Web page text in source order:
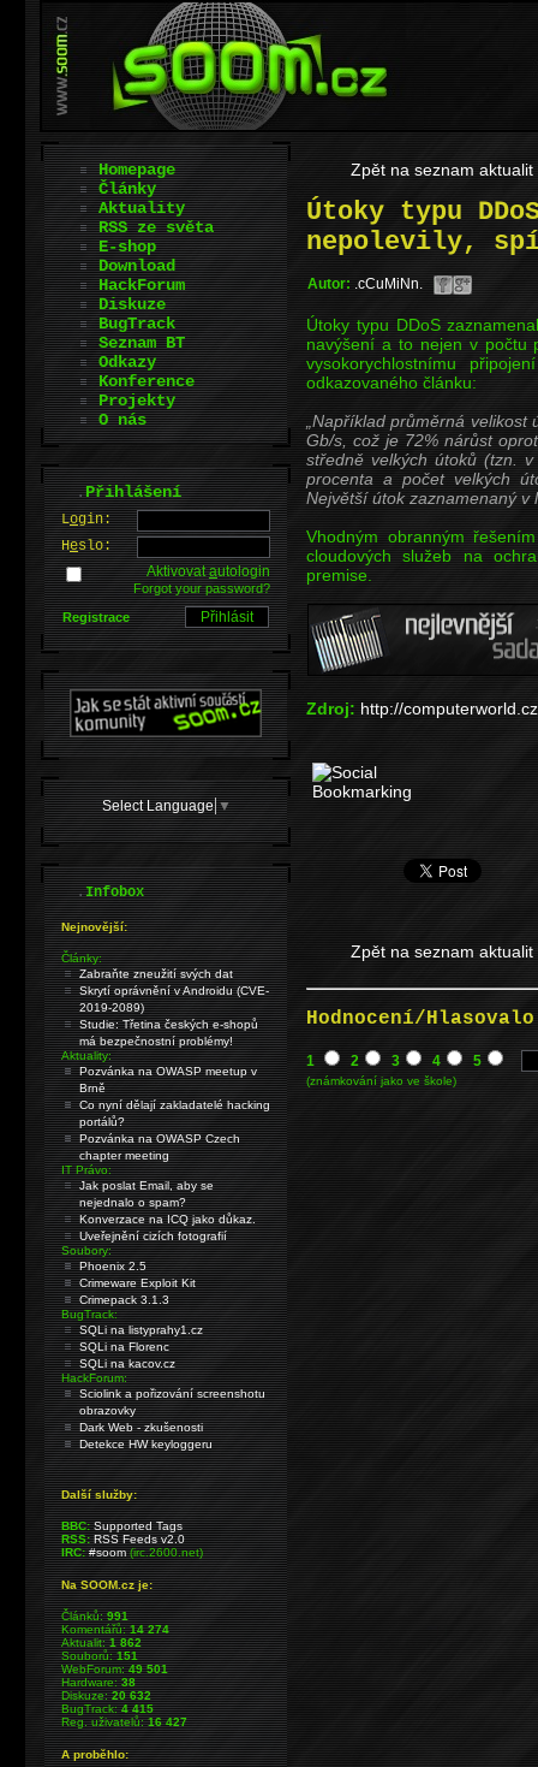
Zpět na seznam aktualit
Útoky typu
nepolevily,
Autor: .cCuMiNn.
Útoky typu DDoS
navýšení a to nejen v počtu
vysokorychlostnímu
odkazovaného článku:
Například průměrná velikost
Gb/s, což je 72% nárůst
středně velkých útoků (tzn.
procenta a počet velkých
Největší útok zaznamenaný
Vhodným obranným
cloudových služeb na
premise.
Zdroj: http://
Zpět na seznam aktualit
Hodnocení/
1 2 3 4 5
(známkování jako ve škole)
Homepage
Články
Aktuality
RSS ze světa
E-shop
Download
HackForum
Diskuze
BugTrack
Seznam BT
Odkazy
Konference
Projekty
O nás
.Přihlášení
Login:
Heslo:
Aktivovatautologin
Forgot your password?
Registrace
Select Language ▼
.Infobox
Nejnovější:
Články:
Zabraňte zneužití svých dat
Skrytí oprávnění v Androidu (CVE-
2019-2089)
Studie: Třetina českých e-shopů
má bezpečnostní problémy!
Aktuality:
Pozvánka na OWASP meetup v
Brně
Co nyní dělají zakladatelé hacking
portálů?
Pozvánka na OWASP Czech
chapter meeting
IT Právo:
Jak poslat Email, aby se
nejednalo o spam?
Konverzace na ICQ jako důkaz.
Uveřejnění cizích fotografií
Soubory:
Phoenix 2.5
Crimeware Exploit Kit
Crimepack 3.1.3
BugTrack:
SQLi na listyprahy1.cz
SQLi na Florenc
SQLi na kacov.cz
HackForum:
Sciolink a pořizování screenshotu
obrazovky
Dark Web - zkušenosti
Detekce HW keyloggeru
Další služby:
BBC: Supported Tags
RSS: RSS Feeds v2.0
IRC: #soom(irc.2600.net)
Na SOOM.cz je:
Článků:991
Komentářů:14 274
Aktualit:1 862
Souborů:151
WebForum:49 501
Hardware:38
Diskuze:20 632
BugTrack:4 415
Reg. uživatelů:16 427
A proběhlo: